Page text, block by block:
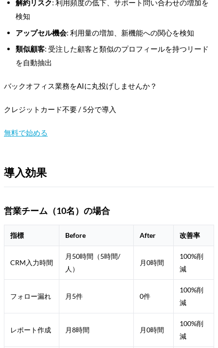
解約リスク: 利用頻度の低下、サポート問い合わせの増加を
検知
アップセル機会: 利用量の増加、新機能への関心を検知
類似顧客: 受注した顧客と類似のプロフィールを持つリード
を自動抽出
バックオフィス業務をAIに丸投げしませんか？
クレジットカード不要 / 5分で導入
無料で始める
導入効果
営業チーム（10名）の場合
指標 Before After 改善率
CRM入力時間
月50時間（5時間/
人）
月0時間
100%削
減
フォロー漏れ 月5件 0件
100%削
減
レポート作成 月8時間 月0時間
100%削
減